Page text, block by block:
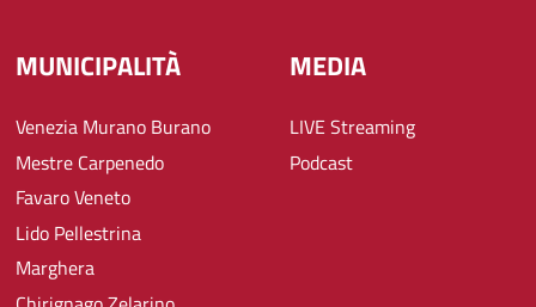
MUNICIPALITÀ
Venezia Murano Burano
Mestre Carpenedo
Favaro Veneto
Lido Pellestrina
Marghera
MEDIA
LIVE Streaming
Podcast